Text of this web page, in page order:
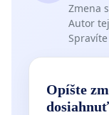
Zmena
Autor
Opíšte
dosiahnuť